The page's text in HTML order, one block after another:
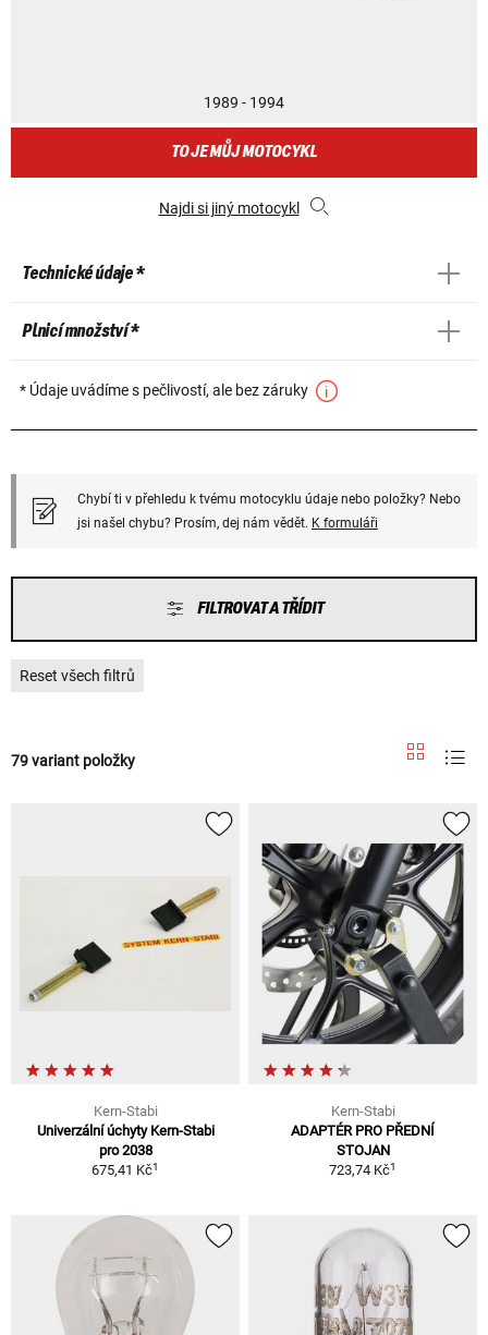
1989 - 1994
TO JE MŮJ MOTOCYKL
Najdi si jiný motocykl
Technické údaje *
Plnicí množství *
* Údaje uvádíme s pečlivostí, ale bez záruky
Chybí ti v přehledu k tvému motocyklu údaje nebo položky? Nebo
jsi našel chybu? Prosím, dej nám vědět. K formuláři
FILTROVAT A TŘÍDIT
Reset všech filtrů
79 variant položky
Kern-Stabi
Univerzální úchyty Kern-Stabi
pro 2038
675,41 Kč1
Kern-Stabi
ADAPTÉR PRO PŘEDNÍ
STOJAN
723,74 Kč1